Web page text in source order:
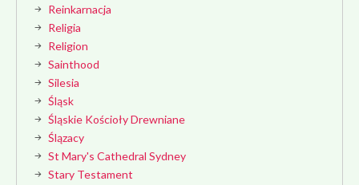
Reinkarnacja
Religia
Religion
Sainthood
Silesia
Śląsk
Śląskie Kościoły Drewniane
Ślązacy
St Mary's Cathedral Sydney
Stary Testament